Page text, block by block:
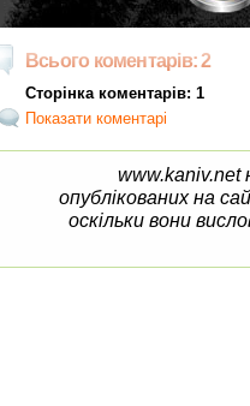
Всього коментарів: 2
Сторінка коментарів: 1
Показати коментарі
www.kaniv.net
опублікованих на
оскільки вони